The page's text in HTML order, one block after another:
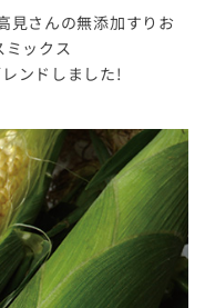
見さんの無添加すりお
ックス
ンドしました!